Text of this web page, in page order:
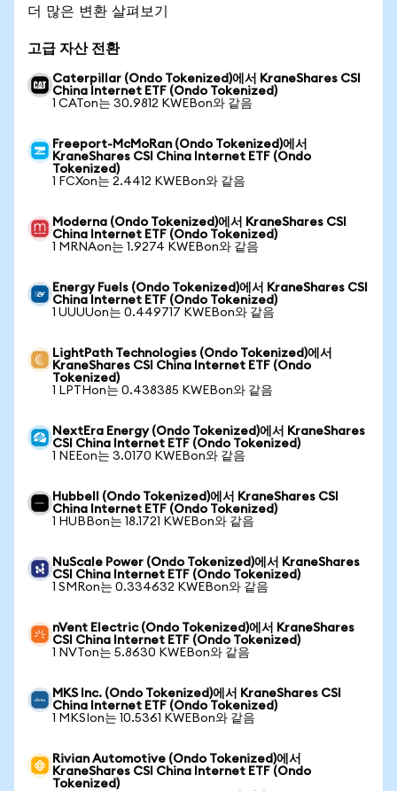
더 많은 변환 살펴보기
고급 자산 전환
Caterpillar (Ondo Tokenized)에서 KraneShares CSI
China Internet ETF (Ondo Tokenized)
1 CATon는 30.9812 KWEBon와 같음
Freeport-McMoRan (Ondo Tokenized)에서
KraneShares CSI China Internet ETF (Ondo
Tokenized)
1 FCXon는 2.4412 KWEBon와 같음
Moderna (Ondo Tokenized)에서 KraneShares CSI
China Internet ETF (Ondo Tokenized)
1 MRNAon는 1.9274 KWEBon와 같음
Energy Fuels (Ondo Tokenized)에서 KraneShares CSI
China Internet ETF (Ondo Tokenized)
1 UUUUon는 0.449717 KWEBon와 같음
LightPath Technologies (Ondo Tokenized)에서
KraneShares CSI China Internet ETF (Ondo
Tokenized)
1 LPTHon는 0.438385 KWEBon와 같음
NextEra Energy (Ondo Tokenized)에서 KraneShares
CSI China Internet ETF (Ondo Tokenized)
1 NEEon는 3.0170 KWEBon와 같음
Hubbell (Ondo Tokenized)에서 KraneShares CSI
China Internet ETF (Ondo Tokenized)
1 HUBBon는 18.1721 KWEBon와 같음
NuScale Power (Ondo Tokenized)에서 KraneShares
CSI China Internet ETF (Ondo Tokenized)
1 SMRon는 0.334632 KWEBon와 같음
nVent Electric (Ondo Tokenized)에서 KraneShares
CSI China Internet ETF (Ondo Tokenized)
1 NVTon는 5.8630 KWEBon와 같음
MKS Inc. (Ondo Tokenized)에서 KraneShares CSI
China Internet ETF (Ondo Tokenized)
1 MKSIon는 10.5361 KWEBon와 같음
Rivian Automotive (Ondo Tokenized)에서
KraneShares CSI China Internet ETF (Ondo
Tokenized)